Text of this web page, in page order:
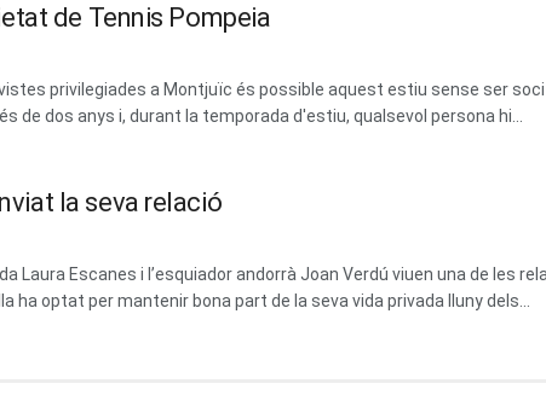
de Tennis Pompeia
privilegiades a Montjuïc és possible aquest estiu sense ser
de dos anys i, durant la temporada d'estiu, qualsevol persona hi...
la seva relació
Laura Escanes i l’esquiador andorrà Joan Verdú viuen una de les
optat per mantenir bona part de la seva vida privada lluny dels...